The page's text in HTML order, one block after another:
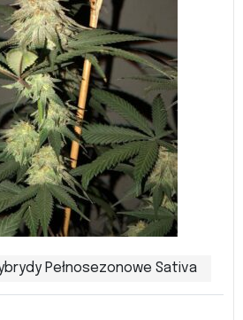
Pełnosezonowe Sativa